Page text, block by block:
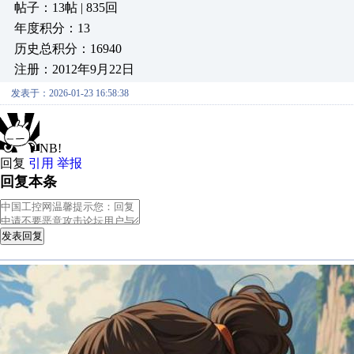
帖子：13帖 | 835回
年度积分：13
历史总积分：16940
注册：2012年9月22日
发表于：2026-01-23 16:58:38
NB!
回复 引用 举报
回复本条
发表回复